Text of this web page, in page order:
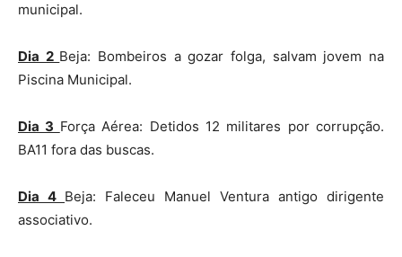
municipal.
Dia 2 Beja: Bombeiros a gozar folga, salvam jovem na
Piscina Municipal.
Dia 3 Força Aérea: Detidos 12 militares por corrupção.
BA11 fora das buscas.
Dia 4 Beja: Faleceu Manuel Ventura antigo dirigente
associativo.